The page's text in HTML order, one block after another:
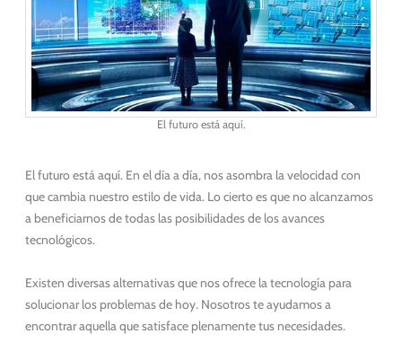
El futuro está aquí.
El futuro está aquí. En el día a día, nos asombra la velocidad con
que cambia nuestro estilo de vida. Lo cierto es que no alcanzamos
a beneficiarnos de todas las posibilidades de los avances
tecnológicos.
Existen diversas alternativas que nos ofrece la tecnología para
solucionar los problemas de hoy. Nosotros te ayudamos a
encontrar aquella que satisface plenamente tus necesidades.